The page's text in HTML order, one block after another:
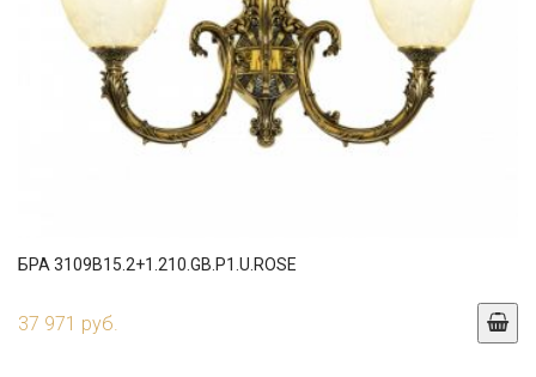
БРА 3109B15.2+1.210.GB.P1.U.ROSE
37 971 руб.